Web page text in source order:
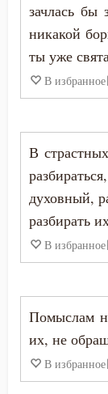
Смертная
Смерть
Смех
Смирение
Соблазн
Совесть
Совет
Сон
Спасение
Сплетни
зачлась бы
никакой
ты уже
В избранное
В
духовный,
разбирать
В избранное
Помыслам
их, не
В избранное